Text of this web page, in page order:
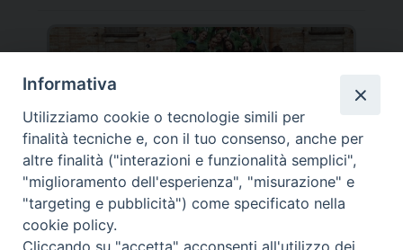
Torna il Campo Missionario Diocesano
_____________________________________________________
Informativa
Utilizziamo cookie o tecnologie simili per
finalità tecniche e, con il tuo consenso, anche per
altre finalità ("interazioni e funzionalità semplici",
"miglioramento dell'esperienza", "misurazione" e
"targeting e pubblicità") come specificato nella
cookie policy.